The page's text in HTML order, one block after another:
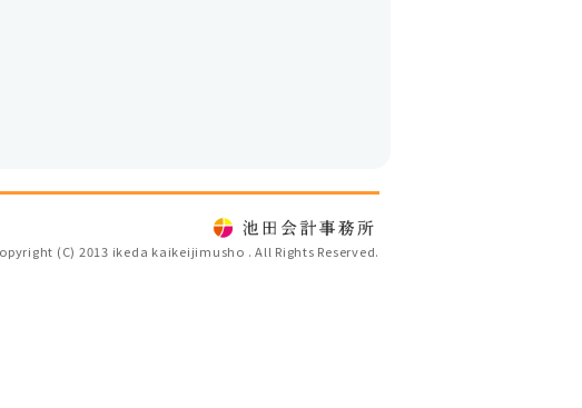
(C) 2013 ikeda kaikeijimusho . All Rights Reserved.